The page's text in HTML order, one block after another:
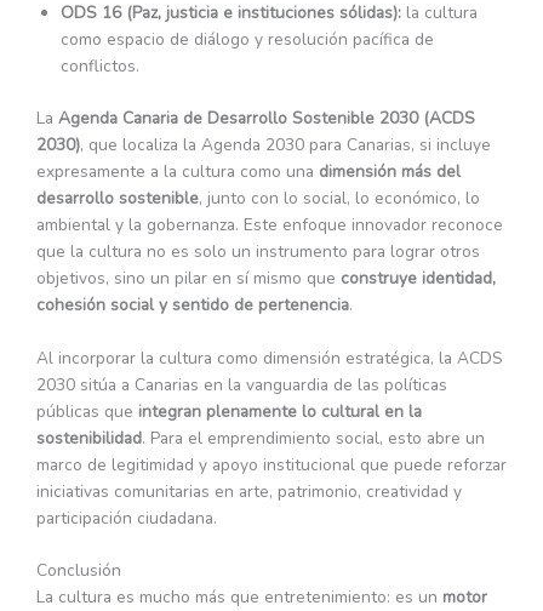
ODS 16 (Paz, justicia e instituciones sólidas): la cultura
como espacio de diálogo y resolución pacífica de
conflictos.
La Agenda Canaria de Desarrollo Sostenible 2030 (ACDS
2030), que localiza la Agenda 2030 para Canarias, si incluye
expresamente a la cultura como una dimensión más del
desarrollo sostenible, junto con lo social, lo económico, lo
ambiental y la gobernanza. Este enfoque innovador reconoce
que la cultura no es solo un instrumento para lograr otros
objetivos, sino un pilar en sí mismo que construye identidad,
cohesión social y sentido de pertenencia.
Al incorporar la cultura como dimensión estratégica, la ACDS
2030 sitúa a Canarias en la vanguardia de las políticas
públicas que integran plenamente lo cultural en la
sostenibilidad. Para el emprendimiento social, esto abre un
marco de legitimidad y apoyo institucional que puede reforzar
iniciativas comunitarias en arte, patrimonio, creatividad y
participación ciudadana.
Conclusión
La cultura es mucho más que entretenimiento: es un motor